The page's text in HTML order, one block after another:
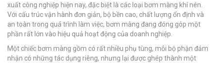
xuất công nghiệp hiện nay, đặc biệt là các loại bơm màng khí nén.
Với cấu trúc vận hành đơn giản, bộ bền cao, chất lượng ổn định và
an toàn trong quá trình làm việc, bơm màng đang đóng góp một
phần rất lớn vào hiệu quả hoạt động của doanh nghiệp.
Một chiếc bơm màng gồm có rất nhiều phụ tùng, mỗi bộ phận đảm
nhận có những tác dụng riêng, nhưng lại được ghép thành một